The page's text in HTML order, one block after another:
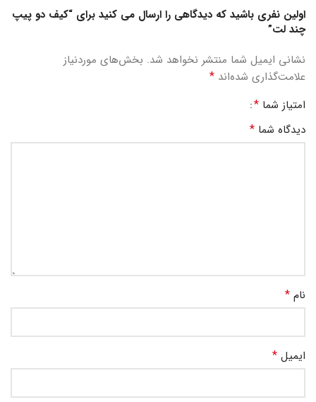
اولین نفری باشید که دیدگاهی را ارسال می کنید برای “کیف دو پیپ
چند لت”
نشانی ایمیل شما منتشر نخواهد شد. بخش‌های موردنیاز
علامت‌گذاری شده‌اند *
امتیاز شما *
دیدگاه شما *
نام *
ایمیل *